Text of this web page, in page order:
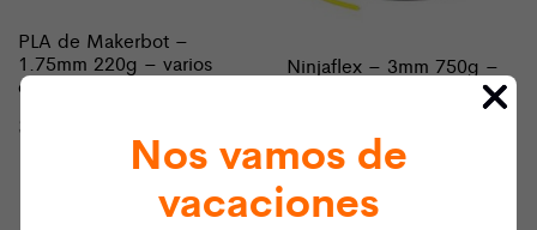
PLA de Makerbot –
1.75mm 220g – varios
colores
31,00
Ninjaflex – 3mm 750g –
precio
original
era:
37,80€.
incluido
Nos vamos de
vacaciones